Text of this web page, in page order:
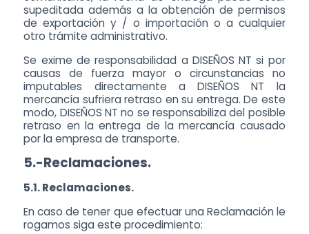
supeditada además a la obtención de permisos
de exportación y / o importación o a cualquier
otro trámite administrativo.
Se exime de responsabilidad a DISEÑOS NT si por
causas de fuerza mayor o circunstancias no
imputables directamente a DISEÑOS NT la
mercancía sufriera retraso en su entrega. De este
modo, DISEÑOS NT no se responsabiliza del posible
retraso en la entrega de la mercancía causado
por la empresa de transporte.
5.-Reclamaciones.
5.1. Reclamaciones.
En caso de tener que efectuar una Reclamación le
rogamos siga este procedimiento: